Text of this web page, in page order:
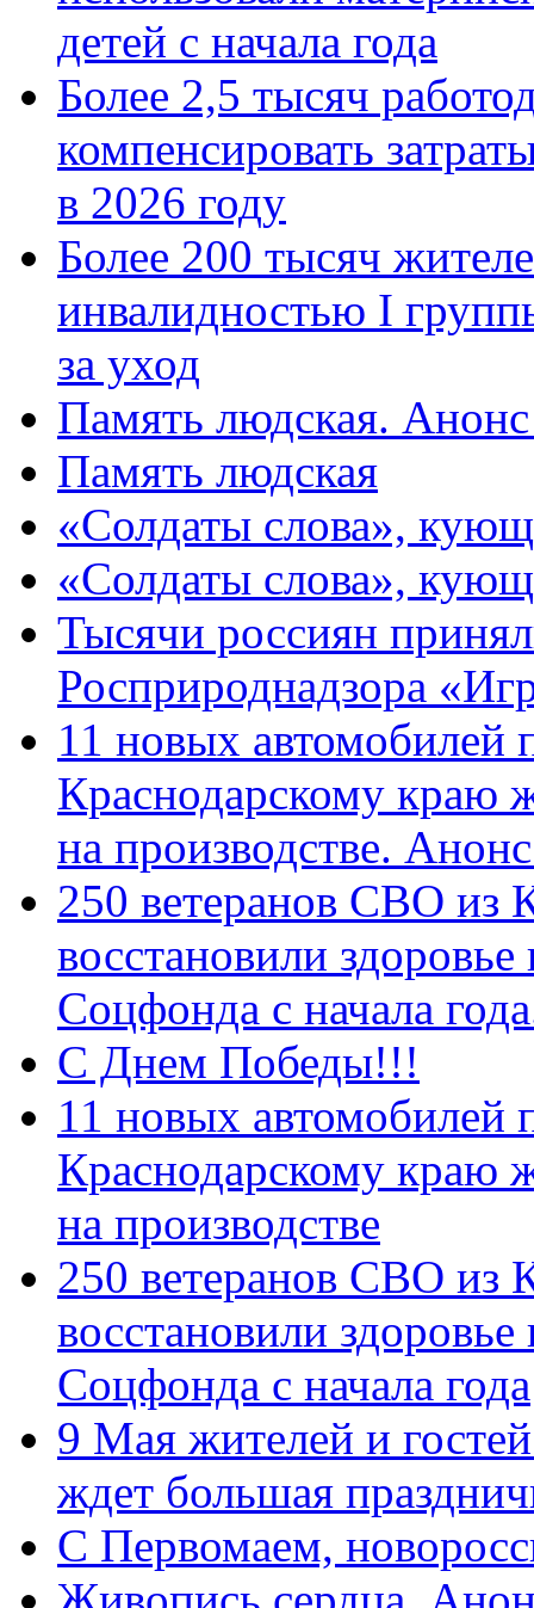
детей с начала года
Более 2,5 тысяч
компенсировать
в 2026 году
Более 200 тысяч
инвалидностью I
за уход
Память людская.
Память людская
«Солдаты слова»,
«Солдаты слова»,
Тысячи россиян
Росприроднадзора
11 новых автомобилей
Краснодарскому краю
на производстве.
250 ветеранов СВО из
восстановили
Соцфонда с начала
С Днем Победы!!!
11 новых автомобилей
Краснодарскому краю
на производстве
250 ветеранов СВО из
восстановили
Соцфонда с начала года
9 Мая жителей и
ждет большая
C Первомаем,